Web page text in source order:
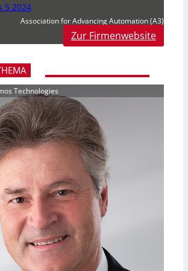
5 2024
Association for Advancing Automation (A3)
Zur Firmenwebsite
Technologies